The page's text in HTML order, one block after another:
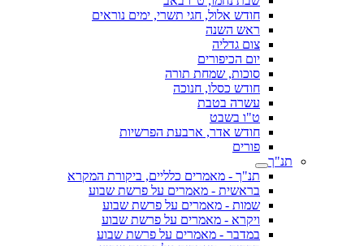
חודש אלול, חגי תשרי, ימים נוראים
ראש השנה
צום גדליה
יום הכיפורים
סוכות, שמחת תורה
חודש כסלו, חנוכה
עשרה בטבת
ט"ו בשבט
חודש אדר, ארבעת הפרשיות
פורים
תנ"ך
תנ"ך - מאמרים כלליים, ביקורת המקרא
בראשית - מאמרים על פרשת שבוע
שמות - מאמרים על פרשת שבוע
ויקרא - מאמרים על פרשת שבוע
במדבר - מאמרים על פרשת שבוע